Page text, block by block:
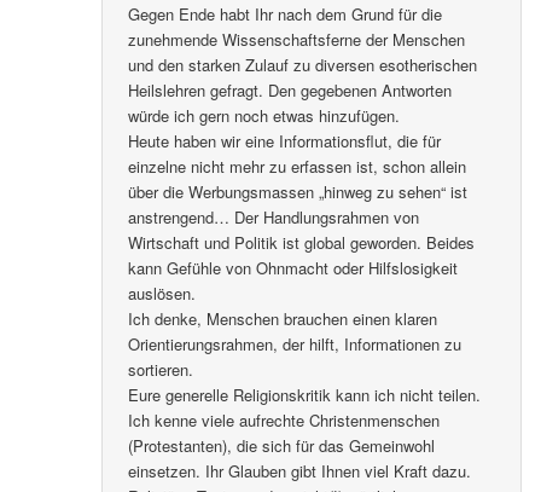
Gegen Ende habt Ihr nach dem Grund für die
zunehmende Wissenschaftsferne der Menschen
und den starken Zulauf zu diversen esotherischen
Heilslehren gefragt. Den gegebenen Antworten
würde ich gern noch etwas hinzufügen.
Heute haben wir eine Informationsflut, die für
einzelne nicht mehr zu erfassen ist, schon allein
über die Werbungsmassen „hinweg zu sehen“ ist
anstrengend… Der Handlungsrahmen von
Wirtschaft und Politik ist global geworden. Beides
kann Gefühle von Ohnmacht oder Hilfslosigkeit
auslösen.
Ich denke, Menschen brauchen einen klaren
Orientierungsrahmen, der hilft, Informationen zu
sortieren.
Eure generelle Religionskritik kann ich nicht teilen.
Ich kenne viele aufrechte Christenmenschen
(Protestanten), die sich für das Gemeinwohl
einsetzen. Ihr Glauben gibt Ihnen viel Kraft dazu.